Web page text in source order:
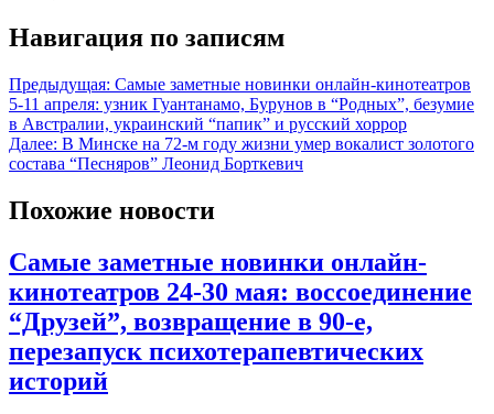
Навигация по записям
Предыдущая: Самые заметные новинки онлайн-кинотеатров
5-11 апреля: узник Гуантанамо, Бурунов в “Родных”, безумие
в Австралии, украинский “папик” и русский хоррор
Далее: В Минске на 72-м году жизни умер вокалист золотого
состава “Песняров” Леонид Борткевич
Похожие новости
Самые заметные новинки онлайн-
кинотеатров 24-30 мая: воссоединение
“Друзей”, возвращение в 90-е,
перезапуск психотерапевтических
историй